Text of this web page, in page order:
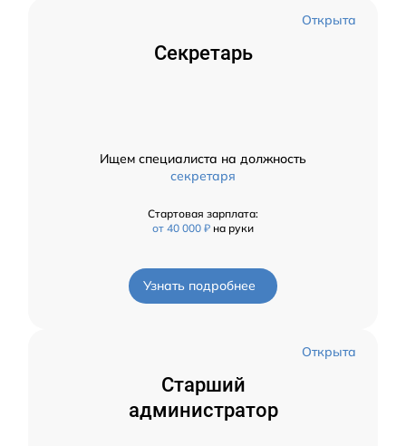
Открыта
Секретарь
Ищем специалиста на должность
секретаря
Стартовая зарплата:
от 40 000 ₽ на руки
Узнать подробнее
Открыта
Старший
администратор